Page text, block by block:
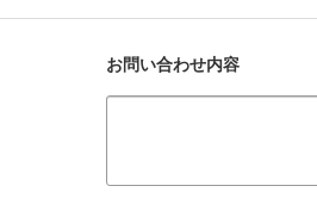
お問い合わせ内容